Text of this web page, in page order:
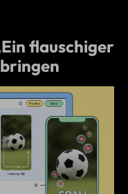
flauschiger